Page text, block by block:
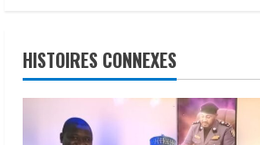
HISTOIRES CONNEXES